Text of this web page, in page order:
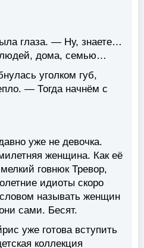
глаза. — Ну, знаете…
людей, дома, семью…
уголком губ,
— Тогда начнём с
уже не девочка.
женщина. Как её
говнюк Тревор,
идиоты скоро
называть женщин
сами. Бесят.
уже готова вступить
коллекция